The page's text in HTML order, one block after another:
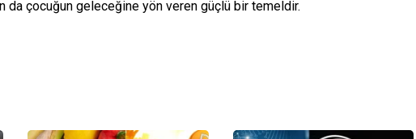
da çocuğun geleceğine yön veren güçlü bir temeldir.